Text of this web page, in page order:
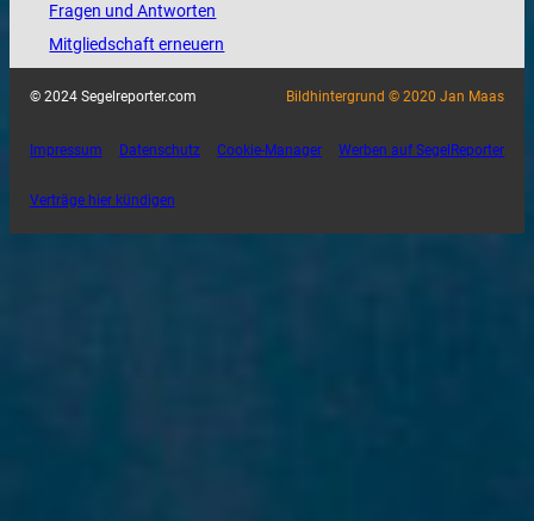
Fragen und Antworten
Mitgliedschaft erneuern
© 2024 Segelreporter.com Bildhintergrund © 2020 Jan Maas
Impressum Datenschutz Cookie-Manager Werben auf SegelReporter
Verträge hier kündigen